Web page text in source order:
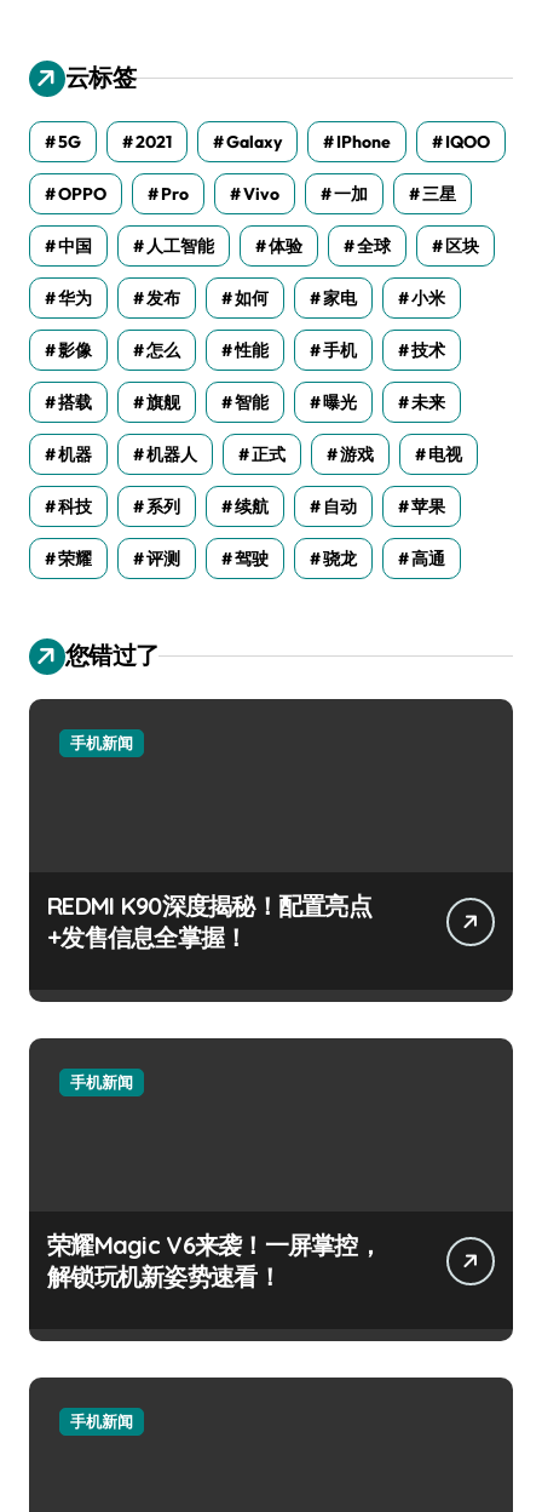
云标签
5G 2021 Galaxy IPhone IQOO
OPPO Pro Vivo 一加 三星
中国 人工智能 体验 全球 区块
华为 发布 如何 家电 小米
影像 怎么 性能 手机 技术
搭载 旗舰 智能 曝光 未来
机器 机器人 正式 游戏 电视
科技 系列 续航 自动 苹果
荣耀 评测 驾驶 骁龙 高通
您错过了
手机新闻
REDMI K90深度揭秘！配置亮点
+发售信息全掌握！
手机新闻
荣耀Magic V6来袭！一屏掌控，
解锁玩机新姿势速看！
手机新闻